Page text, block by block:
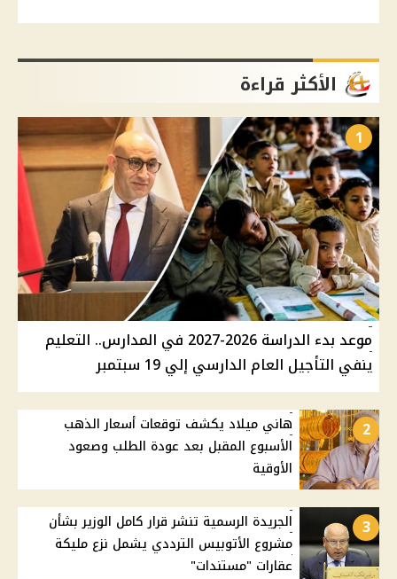
الأكثر قراءة
1
موعد بدء الدراسة 2026-2027 في المدارس.. التعليم
ينفي التأجيل العام الدارسي إلي 19 سبتمبر
2
هاني ميلاد يكشف توقعات أسعار الذهب
الأسبوع المقبل بعد عودة الطلب وصعود
الأوقية
3
الجريدة الرسمية تنشر قرار كامل الوزير بشأن
مشروع الأتوبيس الترددي يشمل نزع مليكة
عقارات "مستندات"